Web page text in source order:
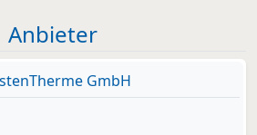
Anbieter
GmbH